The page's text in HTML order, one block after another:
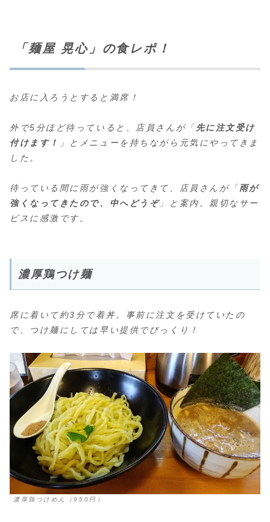
「麺屋 晃心」の食レポ！
お店に入ろうとすると満席！
外で5分ほど待っていると、店員さんが「 先に注文受け
付けます！
」とメニューを持ちながら元気にやってきま
した。
待っている間に雨が強くなってきて、店員さんが「 雨が
強くなってきたので、中へどうぞ」と案内。親切なサー
ビスに感激です。
濃厚鶏つけ麺
席に着いて約3分で着丼。事前に注文を受けていたの
で、つけ麺にしては早い提供でびっくり！
濃厚鶏つけめん（950円）